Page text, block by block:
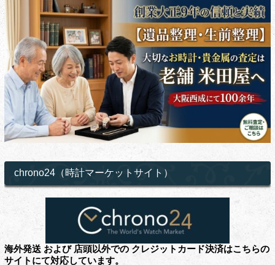
chrono24（時計マーケットサイト）
海外発送 および 店頭以外での クレジットカード決済はこちらの
サイトにて対応しています。